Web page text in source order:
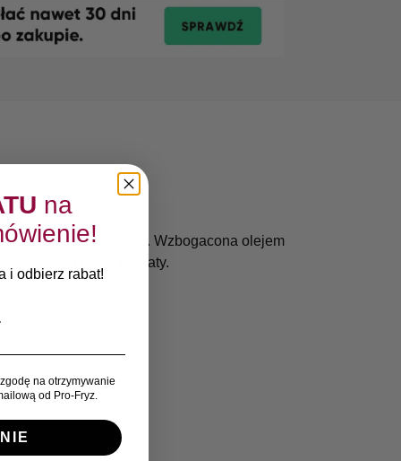
podrażnienia. Wzbogacona olejem
zapachu białej herbaty.
na
i odbierz rabat!
na otrzymywanie
od Pro-Fryz.